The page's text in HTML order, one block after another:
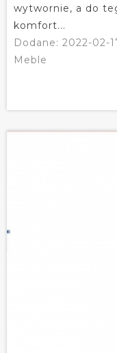
wytwornie, a do
komfort...
Dodane: 2022-02-
Meble